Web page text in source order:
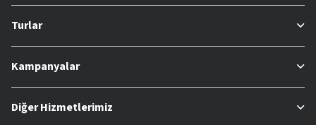
Turlar
Kampanyalar
Diğer Hizmetlerimiz